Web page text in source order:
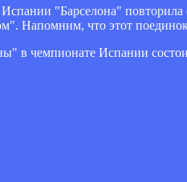
"Барселона" повторила
Напомним, что этот
в чемпионате Испании